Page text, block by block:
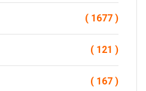
( 1677 )
( 121 )
( 167 )